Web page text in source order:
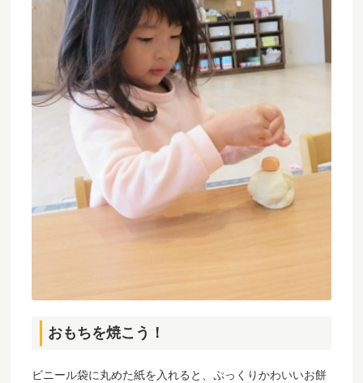
おもちを焼こう！
ビニール袋に丸めた紙を入れると、ぷっくりかわいいお餅